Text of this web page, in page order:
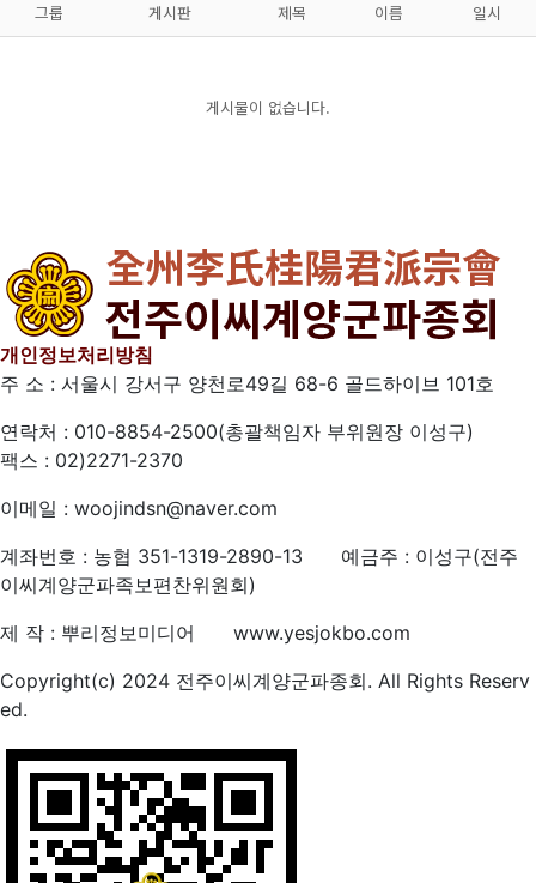
그룹 게시판 제목 이름 일시
게시물이 없습니다.
개인정보처리방침
주 소 : 서울시 강서구 양천로49길 68-6 골드하이브 101호
연락처 : 010-8854-2500(총괄책임자 부위원장 이성구)
팩스 : 02)2271-2370
이메일 : woojindsn@naver.com
계좌번호 : 농협 351-1319-2890-13 예금주 : 이성구(전주
이씨계양군파족보편찬위원회)
제 작 : 뿌리정보미디어 www.yesjokbo.com
Copyright(c) 2024 전주이씨계양군파종회. All Rights Reserv
ed.